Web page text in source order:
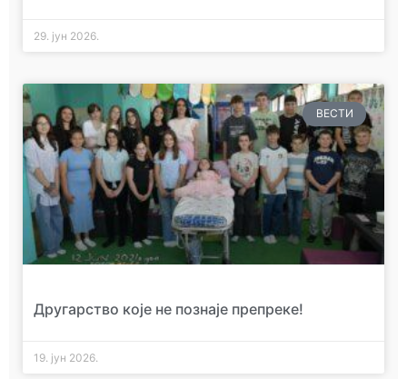
29. јун 2026.
ВЕСТИ
Другарство које не познаје препреке!
19. јун 2026.